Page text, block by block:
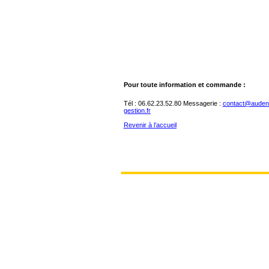
Tél : 06.62.23.52.80 Messagerie :
gestion.fr
Revenir à l’accueil
Pour toute information et commande :